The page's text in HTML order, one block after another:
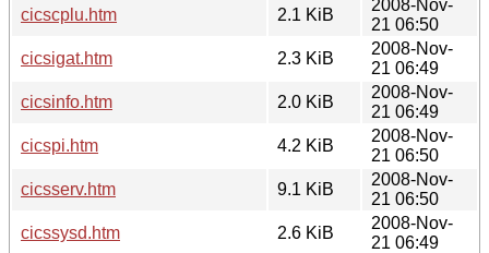
cicscplu.htm
2.1 KiB
2008-Nov-
21 06:50
cicsigat.htm
2.3 KiB
2008-Nov-
21 06:49
cicsinfo.htm
2.0 KiB
2008-Nov-
21 06:49
cicspi.htm
4.2 KiB
2008-Nov-
21 06:50
cicsserv.htm
9.1 KiB
2008-Nov-
21 06:50
cicssysd.htm
2.6 KiB
2008-Nov-
21 06:49